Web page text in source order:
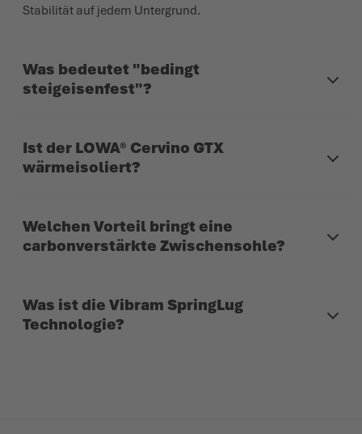
Stabilität auf jedem Untergrund.
Was bedeutet "bedingt
steigeisenfest"?
Ist der LOWA® Cervino GTX
wärmeisoliert?
Welchen Vorteil bringt eine
carbonverstärkte Zwischensohle?
Was ist die Vibram SpringLug
Technologie?